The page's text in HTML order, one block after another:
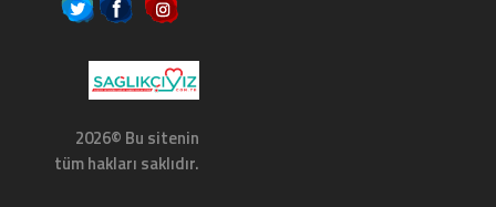
2026© Bu sitenin
tüm hakları saklıdır.